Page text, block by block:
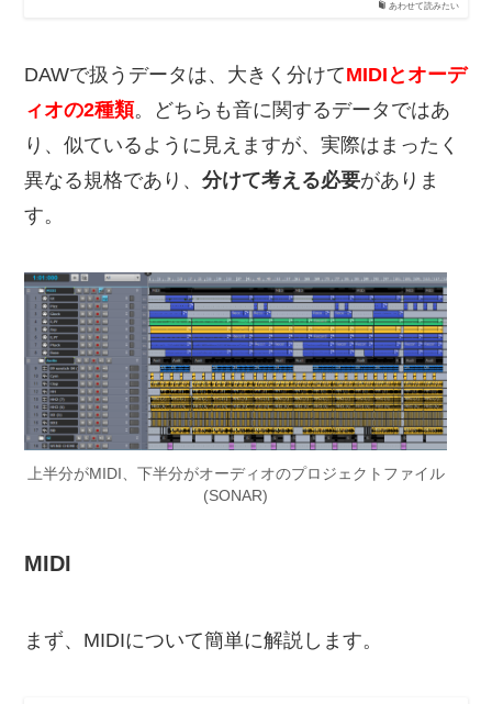
あわせて読みたい
DAWで扱うデータは、大きく分けてMIDIとオーデ
ィオの2種類。どちらも音に関するデータではあ
り、似ているように見えますが、実際はまったく
異なる規格であり、分けて考える必要がありま
す。
上半分がMIDI、下半分がオーディオのプロジェクトファイル
(SONAR)
MIDI
まず、MIDIについて簡単に解説します。